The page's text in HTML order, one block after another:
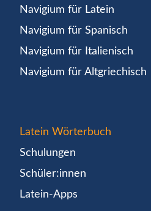
Navigium für Latein
Navigium für Spanisch
Navigium für Italienisch
Navigium für Altgriechisch
Latein Wörterbuch
Schulungen
Schüler:innen
Latein-Apps